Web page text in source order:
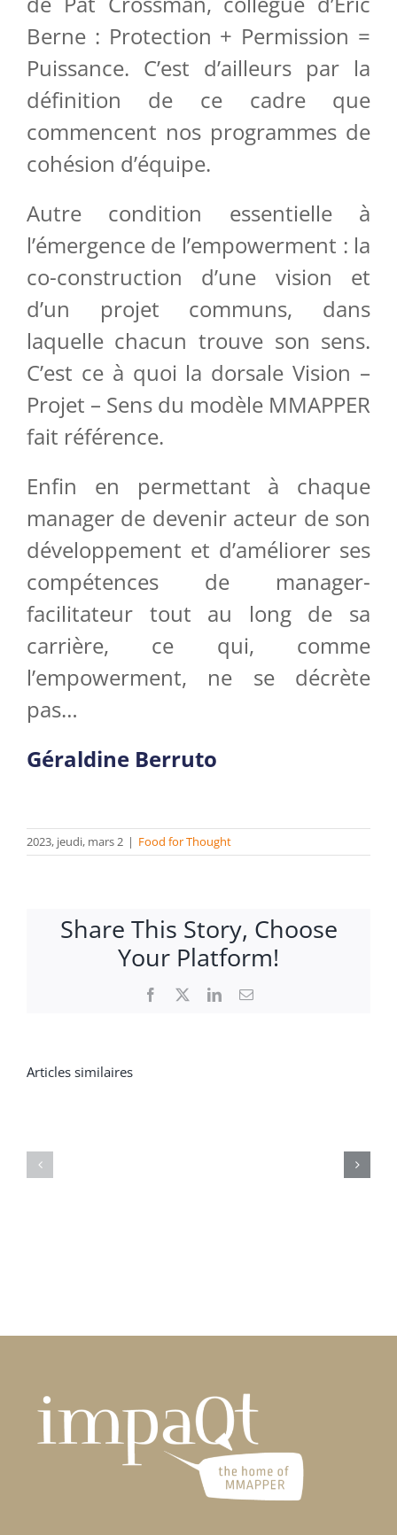
Berne : Protection + Permission =
Puissance. C’est d’ailleurs par la
définition de ce cadre que
commencent nos programmes de
cohésion d’équipe.
Autre condition essentielle à
l’émergence de l’empowerment : la
co-construction d’une vision et
d’un projet communs, dans
laquelle chacun trouve son sens.
C’est ce à quoi la dorsale Vision –
Projet – Sens du modèle MMAPPER
fait référence.
Enfin en permettant à chaque
manager de devenir acteur de son
développement et d’améliorer ses
compétences de manager-
facilitateur tout au long de sa
carrière, ce qui, comme
l’empowerment, ne se décrète
pas…
Géraldine Berruto
2023, jeudi, mars 2 | Food for Thought
Share This Story, Choose
Your Platform!
Facebook LinkedInEmail
Articles similaires
sont-